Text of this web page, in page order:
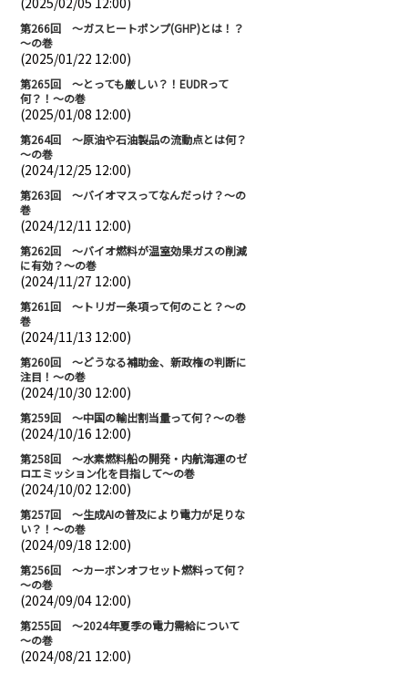
第266回 ～ガスヒートポンプ(GHP)とは！？
～の巻
(2025/01/22 12:00)
第265回 ～とっても厳しい？！EUDRって
何？！～の巻
(2025/01/08 12:00)
第264回 ～原油や石油製品の流動点とは何？
～の巻
(2024/12/25 12:00)
第263回 ～バイオマスってなんだっけ？～の
巻
(2024/12/11 12:00)
第262回 ～バイオ燃料が温室効果ガスの削減
に有効？～の巻
(2024/11/27 12:00)
第261回 ～トリガー条項って何のこと？～の
巻
(2024/11/13 12:00)
第260回 ～どうなる補助金、新政権の判断に
注目！～の巻
(2024/10/30 12:00)
第259回 ～中国の輸出割当量って何？～の巻
(2024/10/16 12:00)
第258回 ～水素燃料船の開発・内航海運のゼ
ロエミッション化を目指して～の巻
(2024/10/02 12:00)
第257回 ～生成AIの普及により電力が足りな
い？！～の巻
(2024/09/18 12:00)
第256回 ～カーボンオフセット燃料って何？
～の巻
(2024/09/04 12:00)
第255回 ～2024年夏季の電力需給について
～の巻
(2024/08/21 12:00)